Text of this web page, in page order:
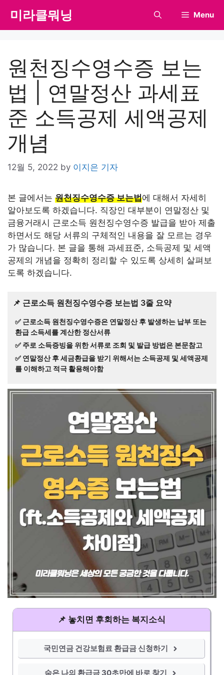
content
미라클뭐닝 Menu
원천징수영수증 보는
법 | 연말정산 과세표
준 소득공제 세액공제
개념
12월 5, 2022 by 이지은 기자
본 글에서는 원천징수영수증 보는법에 대해서 자세히
알아보도록 하겠습니다. 직장인 대부분이 연말정산 및
금융거래시 근로소득 원천징수영수증 발급을 받아 제출
하면서도 해당 서류의 구체적인 내용을 잘 모르는 경우
가 많습니다. 본 글을 통해 과세표준, 소득공제 및 세액
공제의 개념을 정확히 정리할 수 있도록 상세히 살펴보
도록 하겠습니다.
📌 근로소득 원천징수영수증 보는법 3줄 요약
✅ 근로소득 원천징수영수증은 연말정산 후 발생하는 납부 또는
환급 소득세를 계산한 정산서류
✅ 주로 소득증빙을 위한 서류로 조회 및 발급 방법은 본문참고
✅ 연말정산 후 세금환급을 받기 위해서는 소득공제 및 세액공제
를 이해하고 적극 활용해야함
📌 놓치면 후회하는 복지소식
국민연금 건강보험료 환급금 신청하기
숨은 나의 환급금 30초만에 바로 찾기